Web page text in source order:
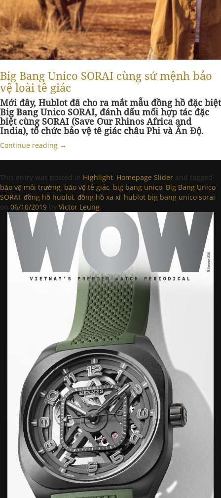
Big Bang Unico SORAI cùng sứ mệnh bảo
vệ loài tê giác
Mới đây, Hublot đã cho ra mắt mẫu đồng hồ đặc biệt
Big Bang Unico SORAI, đánh dấu mối hợp tác đặc
biệt cùng SORAI (Save Our Rhinos Africa and
India), tổ chức bảo vệ tê giác châu Phi và Ấn Độ.
Continue reading →
This entry was posted in Highlight, Homepage Slider and tagged
bảo vệ môi trường, bảo vệ tê giác, big bang unico, Big Bang Unico
SORAI, đồng hồ hublot, đồng hồ xa xỉ, hublot big bang unico sorai
on 06/10/2019 by Victor Leung.